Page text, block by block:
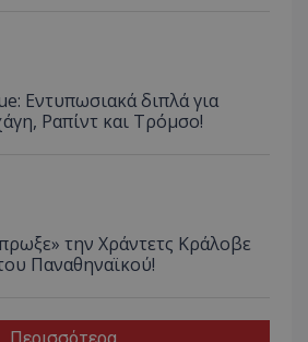
Εντυπωσιακά διπλά για
Ραπίντ και Τρόμσο!
την Χράντετς Κράλοβε
Παναθηναϊκού!